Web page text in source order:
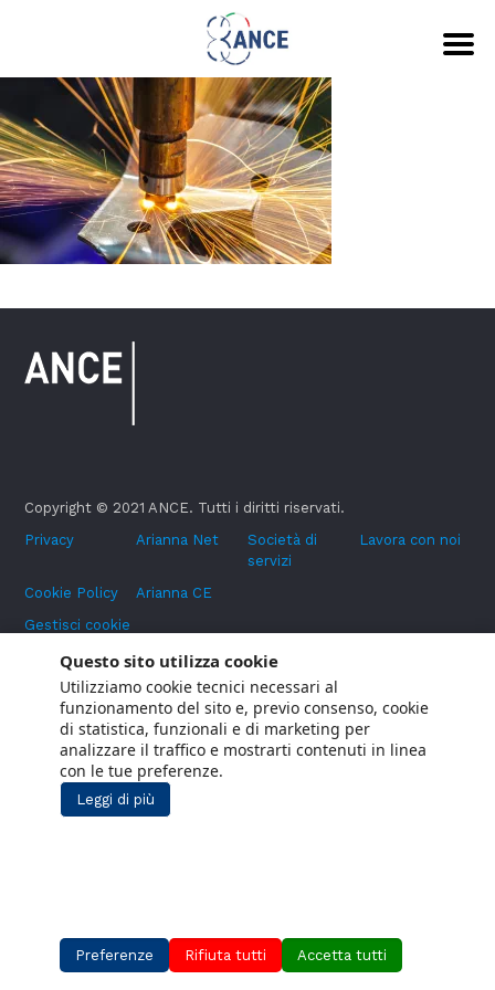
Copyright © 2021 ANCE. Tutti i diritti riservati.
Privacy
Arianna Net
Società di
servizi
Lavora con noi
Cookie Policy
Arianna CE
Gestisci cookie
Social Media Policy
Aiuti di Stato
Segnalazioni Whistleblowing
Questo sito utilizza cookie
Utilizziamo cookie tecnici necessari al
funzionamento del sito e, previo consenso, cookie
di statistica, funzionali e di marketing per
analizzare il traffico e mostrarti contenuti in linea
con le tue preferenze.
Leggi di più
Preferenze Rifiuta tutti Accetta tutti